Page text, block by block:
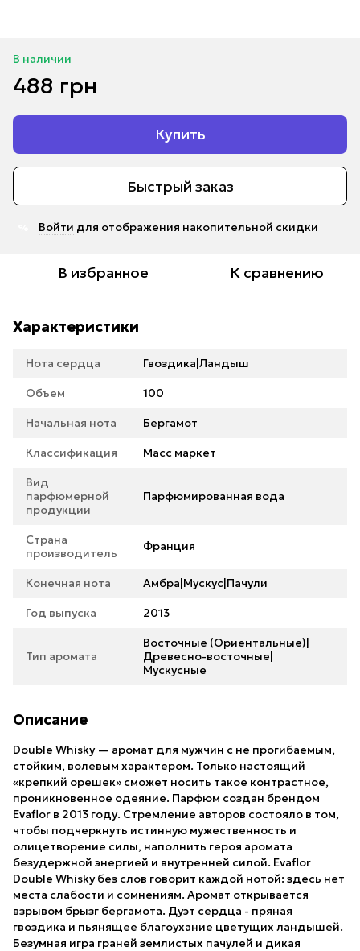
В наличии
488 грн
Купить
Быстрый заказ
Войти для отображения накопительной скидки
В избранное К сравнению
Характеристики
Нота сердца Гвоздика|Ландыш
Объем 100
Начальная нота Бергамот
Классификация Масс маркет
Вид
парфюмерной
продукции
Парфюмированная вода
Страна
производитель
Франция
Конечная нота Амбра|Мускус|Пачули
Год выпуска 2013
Тип аромата
Восточные (Ориентальные)|
Древесно-восточные|
Мускусные
Описание
Double Whisky — аромат для мужчин с не прогибаемым,
стойким, волевым характером. Только настоящий
«крепкий орешек» сможет носить такое контрастное,
проникновенное одеяние. Парфюм создан брендом
Evaflor в 2013 году. Стремление авторов состояло в том,
чтобы подчеркнуть истинную мужественность и
олицетворение силы, наполнить героя аромата
безудержной энергией и внутренней силой. Evaflor
Double Whisky без слов говорит каждой нотой: здесь нет
места слабости и сомнениям. Аромат открывается
взрывом брызг бергамота. Дуэт сердца - пряная
гвоздика и пьянящее благоухание цветущих ландышей.
Безумная игра граней землистых пачулей и дикая